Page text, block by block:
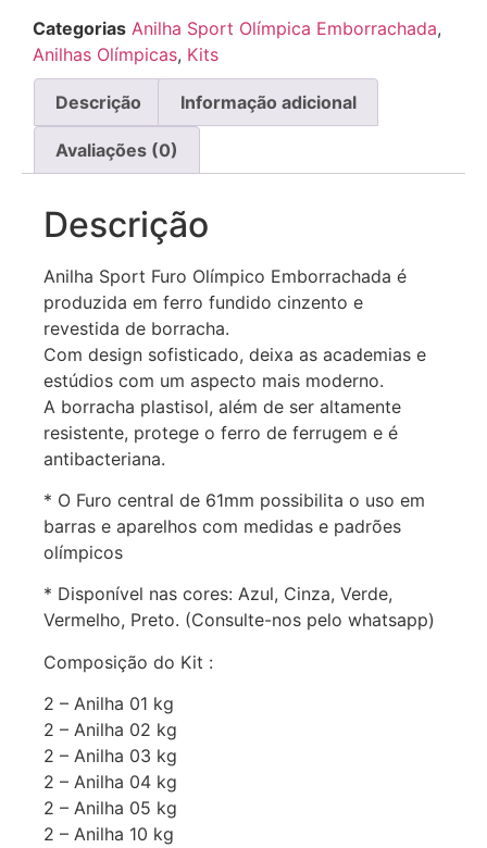
Categorias Anilha Sport Olímpica Emborrachada,
Anilhas Olímpicas, Kits
Descrição Informação adicional
Avaliações (0)
Descrição
Anilha Sport Furo Olímpico Emborrachada é
produzida em ferro fundido cinzento e
revestida de borracha.
Com design sofisticado, deixa as academias e
estúdios com um aspecto mais moderno.
A borracha plastisol, além de ser altamente
resistente, protege o ferro de ferrugem e é
antibacteriana.
* O Furo central de 61mm possibilita o uso em
barras e aparelhos com medidas e padrões
olímpicos
* Disponível nas cores: Azul, Cinza, Verde,
Vermelho, Preto. (Consulte-nos pelo whatsapp)
Composição do Kit :
2 – Anilha 01 kg
2 – Anilha 02 kg
2 – Anilha 03 kg
2 – Anilha 04 kg
2 – Anilha 05 kg
2 – Anilha 10 kg